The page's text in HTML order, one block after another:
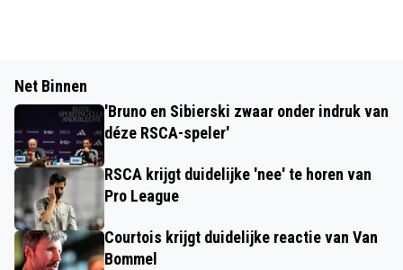
Net Binnen
'Bruno en Sibierski zwaar onder indruk van
déze RSCA-speler'
RSCA krijgt duidelijke 'nee' te horen van
Pro League
Courtois krijgt duidelijke reactie van Van
Bommel